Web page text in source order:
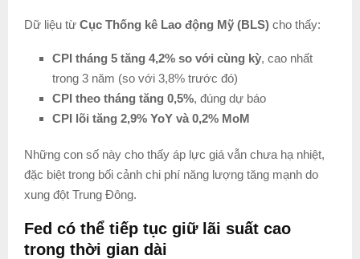
Dữ liệu từ Cục Thống kê Lao động Mỹ (BLS) cho thấy:
CPI tháng 5 tăng 4,2% so với cùng kỳ, cao nhất
trong 3 năm (so với 3,8% trước đó)
CPI theo tháng tăng 0,5%, đúng dự báo
CPI lõi tăng 2,9% YoY và 0,2% MoM
Những con số này cho thấy áp lực giá vẫn chưa hạ nhiệt,
đặc biệt trong bối cảnh chi phí năng lượng tăng mạnh do
xung đột Trung Đông.
Fed có thể tiếp tục giữ lãi suất cao
trong thời gian dài